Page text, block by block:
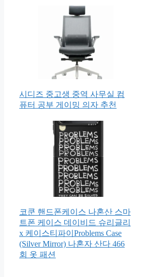
시디즈 중고생 중역 사무실 컴
퓨터 공부 게이밍 의자 추천
코쿤 핸드폰케이스 나혼산 스마
트폰 케이스 데이비드 슈리글리
x 케이스티파이Problems Case
(Silver Mirror) 나혼자 산다 466
회 옷 패션